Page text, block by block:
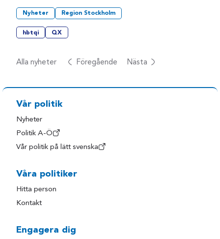
Nyheter Region Stockholm
hbtqi QX
Alla nyheter Föregående Nästa
Vår politik
Nyheter
Politik A-Ö
Vår politik på lätt svenska
Våra politiker
Hitta person
Kontakt
Engagera dig